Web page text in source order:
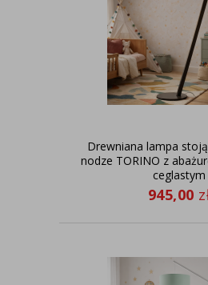
Drewniana lampa
nodze TORINO z
ceglastym
945,00